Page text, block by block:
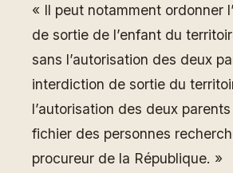
« Il peut notamment ordonner
de sortie de l’enfant du
sans l’autorisation des deux
interdiction de sortie du
l’autorisation des deux
fichier des personnes
procureur de la République. »